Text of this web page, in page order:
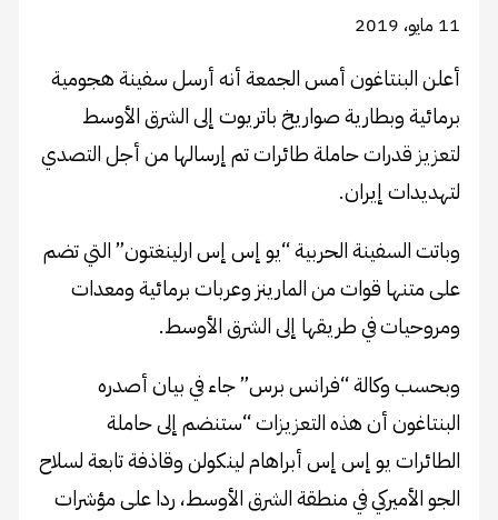
11 مايو، 2019
أعلن البنتاغون أمس الجمعة أنه أرسل سفينة هجومية
برمائية وبطارية صواريخ باتريوت إلى الشرق الأوسط
لتعزيز قدرات حاملة طائرات تم إرسالها من أجل التصدي
لتهديدات إيران.
وباتت السفينة الحربية “يو إس إس ارلينغتون” التي تضم
على متنها قوات من المارينز وعربات برمائية ومعدات
ومروحيات في طريقها إلى الشرق الأوسط.
وبحسب وكالة “فرانس برس” جاء في بيان أصدره
البنتاغون أن هذه التعزيزات “ستنضم إلى حاملة
الطائرات يو إس إس أبراهام لينكولن وقاذفة تابعة لسلاح
الجو الأميركي في منطقة الشرق الأوسط، ردا على مؤشرات